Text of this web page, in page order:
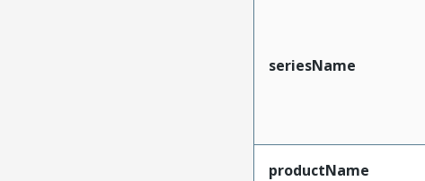
seriesName
productName